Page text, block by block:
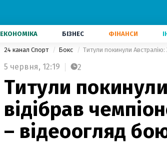
ЕКОНОМІКА БІЗНЕС ФІНАНСИ
24 канал Спорт Бокс Титули покинули
5 червня, 12:19 2
Титули
відібрав
– відеоогляд